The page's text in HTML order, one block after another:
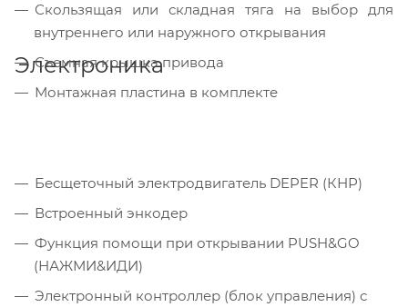
Скользящая или складная тяга на выбор для
внутреннего или наружного открывания
Съемная крышка привода
Монтажная пластина в комплекте
Электроника
Бесщеточный электродвигатель DEPER (КНР)
Встроенный энкодер
Функция помощи при открывании PUSH&GO
(НАЖМИ&ИДИ)
Электронный контроллер (блок управления) с